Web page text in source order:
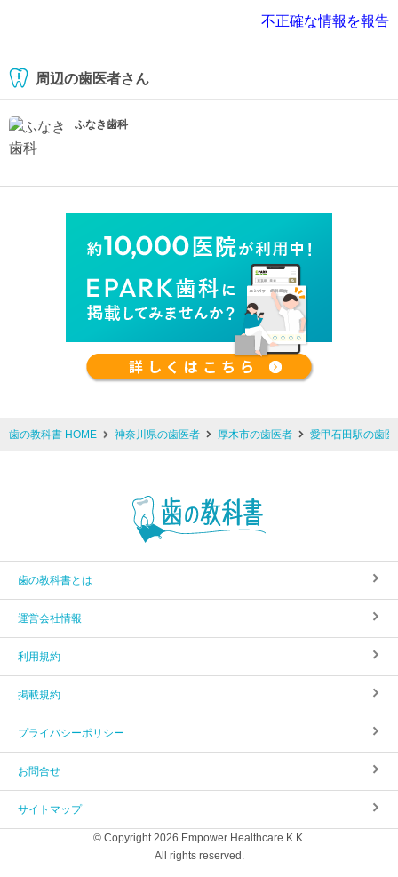
不正確な情報を報告
周辺の歯医者さん
ふなき歯科
歯の教科書 HOME 神奈川県の歯医者 厚木市の歯医者 愛甲石田駅の歯医
歯の教科書とは
運営会社情報
利用規約
掲載規約
プライバシーポリシー
お問合せ
サイトマップ
© Copyright 2026 Empower Healthcare K.K.
All rights reserved.